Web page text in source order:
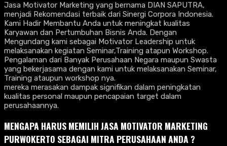
Jasa Motivator Marketing yang bernama DIAN SAPUTRA,
menjadi Rekomendasi terbaik dari Sinergi Corpora Indonesia.
Kami Hadir Membantu Anda untuk meningkat kualitas
Karyawan dan Pertumbuhan Bisnis Anda. Dengan
Mengundang kami sebagai Motivator Leadership untuk
melaksanakan kegiatan Seminar,Training atapun Workshop.
Pengalaman dari Banyak Perusahaan Negara maupun Swasta
yang bekerjasama dengan kami untuk melaksanakan Seminar,
Training ataupun workshop nya.
mereka merasakan dampak signifikan dalam peningkatan
kualitas personal maupun pencapaian target dalam
perusahaannya.
MENGAPA HARUS MEMILIH JASA MOTIVATOR MARKETING
PURWOKERTO SEBAGAI MITRA PERUSAHAAN ANDA ?